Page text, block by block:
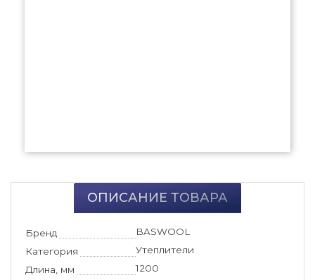
ОПИСАНИЕ ТОВАРА
Бренд
BASWOOL
Категория
Утеплители
Длина, мм
1200